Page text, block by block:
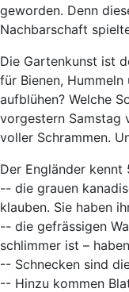
geworden. Denn
Nachbarschaft
Die Gartenkunst ist
für Bienen,
aufblühen? Welche
vorgestern Samstag
voller Schrammen.
Der Engländer kennt
-- die grauen
klauben. Sie haben
-- die gefrässigen
schlimmer ist –
-- Schnecken sind
-- Hinzu kommen